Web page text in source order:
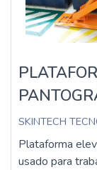
SKINTECH
Plataforma
usado para